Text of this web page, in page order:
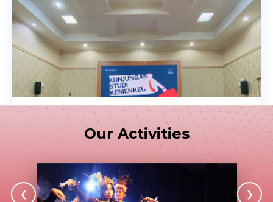
Menggali Ilmu, Menjaga Warisan: Kunjungan
Edukatif ke Kementerian Keuangan RI dan TMII
Our Activities
❮ ❯